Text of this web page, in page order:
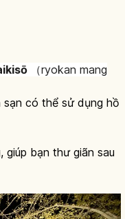
（ryokan mang
sạn có thể sử dụng hồ
giúp bạn thư giãn sau